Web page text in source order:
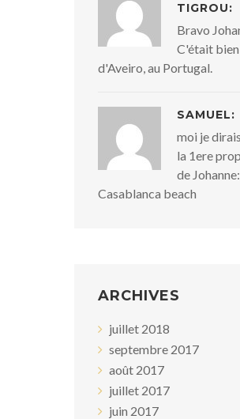
TIGROU:
Bravo
C'était
d'Aveiro, au Portugal.
SAMUEL:
moi je
la 1ere
de Johanne:
Casablanca beach
ARCHIVES
juillet 2018
septembre 2017
août 2017
juillet 2017
juin 2017